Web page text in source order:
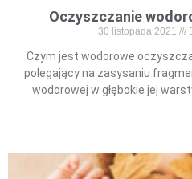
Oczyszczanie
30 listopada 2021
Czym jest wodorowe
polegający na zasysaniu
wodorowej w głębokie jej